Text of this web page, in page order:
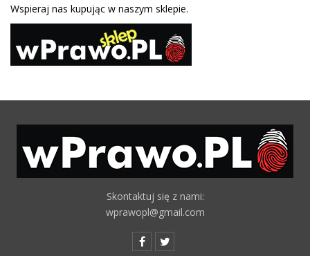
Wspieraj nas kupując w naszym sklepie.
Skontaktuj się z nami:
wprawopl@gmail.com